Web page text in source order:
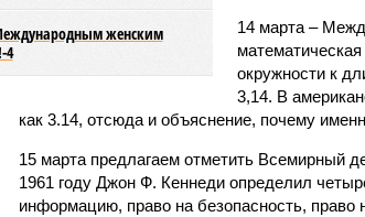
женским
4
14 марта –
окружности к
3,14. В
как 3.14, отсюда и объяснение, почему
15 марта предлагаем отметить Всемирный
1961 году Джон Ф. Кеннеди определил
информацию, право на безопасность,